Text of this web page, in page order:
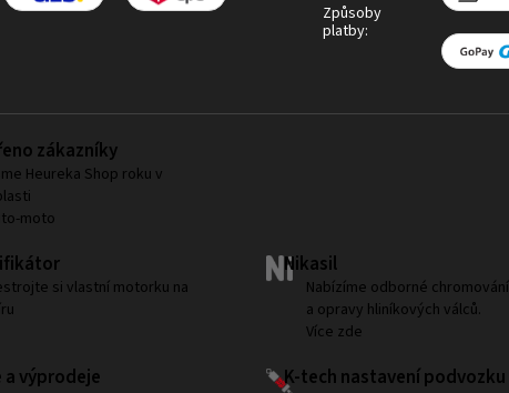
Způsoby
platby:
zákazníky
Heureka Shop roku v
moto
si vlastní motorku na
Nikasil
Nabízíme odborné chromování
a opravy hliníkových válců.
Více zde
a výprodeje K-tech nastavení podvozku